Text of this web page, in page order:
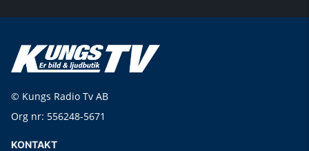
© Kungs Radio Tv AB
Org nr: 556248-5671
KONTAKT